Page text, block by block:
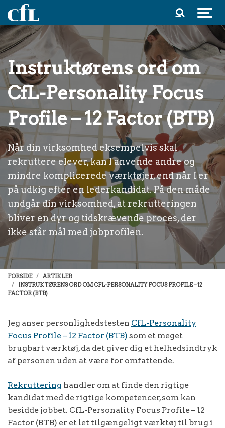
Spring til indhold
Instruktørens ord om
CfL-Personality Focus
Profile – 12 Factor (BTB)
Når din virksomhed eksempelvis skal
rekruttere elever, kan I anvende andre og
mindre komplicerede værktøjer, end når I er
på udkig efter en lederkandidat. På den måde
undgår din virksomhed, at rekrutteringen
bliver en dyr og tidskrævende proces, der
ikke står mål med jobprofilen.
FORSIDE
ARTIKLER
INSTRUKTØRENS ORD OM CFL-PERSONALITY FOCUS PROFILE – 12
FACTOR (BTB)
Jeg anser personlighedstesten CfL-Personality
Focus Profile – 12 Factor (BTB) som et meget
brugbart værktøj, da det giver dig et helhedsindtryk
af personen uden at være for omfattende.
Rekruttering handler om at finde den rigtige
kandidat med de rigtige kompetencer, som kan
besidde jobbet. CfL-Personality Focus Profile – 12
Factor (BTB) er et let tilgængeligt værktøj til brug i